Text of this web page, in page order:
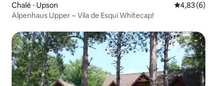
Chalé ⋅ Upson 4,83 de uma
4,83 (6)
Alpenhaus Upper ~ Vila de Esqui Whitecap!